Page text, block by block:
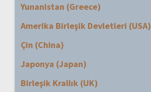
Yunanistan (Greece)
Amerika Birleşik Devletleri (USA)
Çin (China)
Japonya (Japan)
Birleşik Krallık (UK)